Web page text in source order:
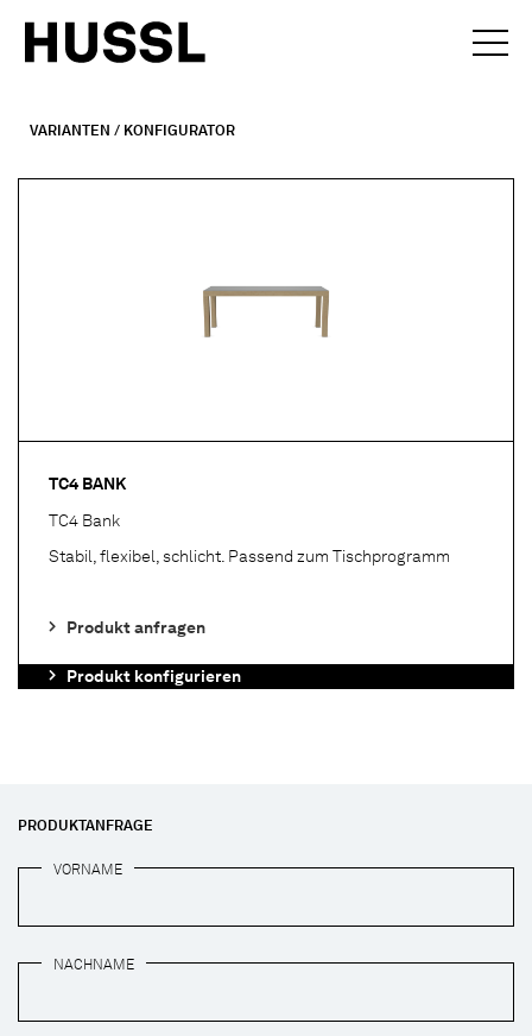
VARIANTEN / KONFIGURATOR
TC4 BANK
TC4 Bank
Stabil, flexibel, schlicht. Passend zum Tischprogramm
Produkt anfragen
Produkt konfigurieren
PRODUKTANFRAGE
VORNAME
NACHNAME